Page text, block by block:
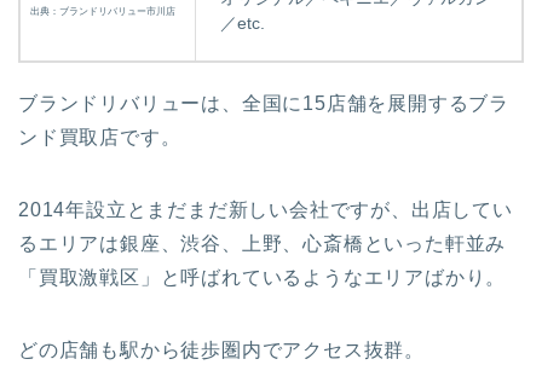
出典：ブランドリバリュー市川店
／etc.
ブランドリバリューは、全国に15店舗を展開するブラ
ンド買取店です。
2014年設立とまだまだ新しい会社ですが、出店してい
るエリアは銀座、渋谷、上野、心斎橋といった軒並み
「買取激戦区」
と呼ばれているようなエリアばかり。
どの店舗も駅から徒歩圏内でアクセス抜群。